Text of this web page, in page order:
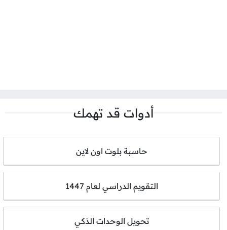
أدوات قد تهمك
حاسبة بلوت اون لاين
التقويم الدراسي لعام 1447
تحويل الوحدات الذكي